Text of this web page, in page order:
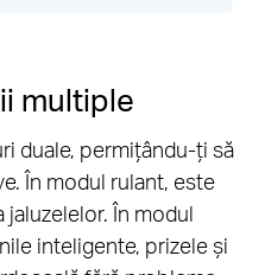
multiple
duale, permițându-ți să
În modul rulant, este
În modul
inteligente, prizele și